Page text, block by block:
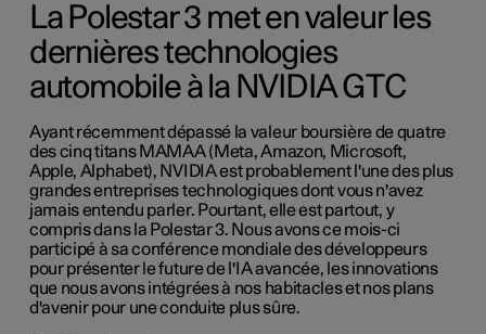
La Polestar 3 met en valeur les
dernières technologies
automobile à la NVIDIA GTC
Ayant récemment dépassé la valeur boursière de quatre
des cinq titans MAMAA (Meta, Amazon, Microsoft,
Apple, Alphabet), NVIDIA est probablement l'une des plus
grandes entreprises technologiques dont vous n'avez
jamais entendu parler. Pourtant, elle est partout, y
compris dans la Polestar 3. Nous avons ce mois-ci
participé à sa conférence mondiale des développeurs
pour présenter le future de l'IA avancée, les innovations
que nous avons intégrées à nos habitacles et nos plans
d'avenir pour une conduite plus sûre.